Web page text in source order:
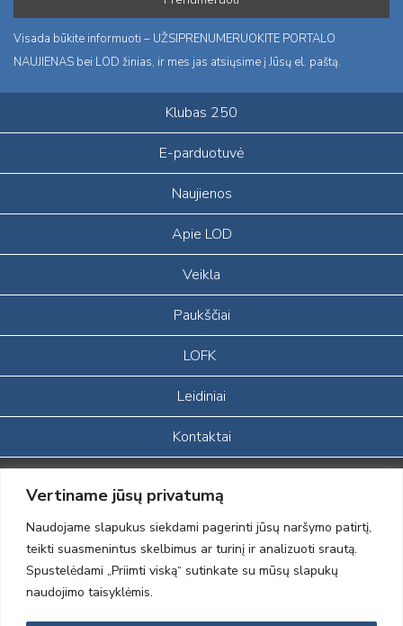
Vertiname jūsų privatumą
Naudojame slapukus siekdami pagerinti jūsų naršymo patirtį,
teikti suasmenintus skelbimus ar turinį ir analizuoti srautą.
Spustelėdami „Priimti viską“ sutinkate su mūsų slapukų
naudojimo taisyklėmis.
Visada būkite informuoti – UŽSIPRENUMERUOKITE PORTALO
NAUJIENAS bei LOD žinias, ir mes jas atsiųsime į Jūsų el. paštą.
Klubas 250
E-parduotuvė
Naujienos
Apie LOD
Veikla
Paukščiai
LOFK
Leidiniai
Kontaktai
Portalas sukurtas įgyvendinant Lietuvos Respublikos, Europos
ekonominės erdvės ir Norvegijos finansinių mechanizmų iš dalies
finansuojamą paprojektį
„LOD visuomeninės /gamtosauginės veiklos sustiprinimas ir įvaizdžio
formavimas įtraukiant visuomenę į aplinkosauginių tyrimų veiklą“
(paprojekčio
įgyvendinimo sutarties numeris 2004-LT0008-NVO-1EEE/NOR-02-